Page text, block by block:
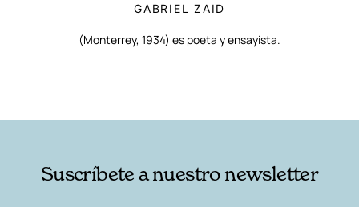
GABRIEL ZAID
(Monterrey, 1934) es poeta y ensayista.
Suscríbete a nuestro newsletter